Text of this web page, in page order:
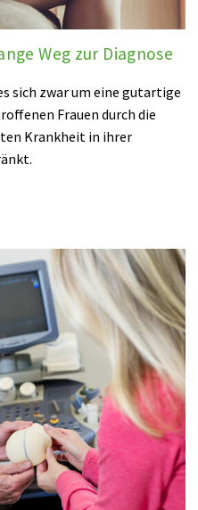
Weg zur Diagnose
sich zwar um eine gutartige
Frauen durch die
Krankheit in ihrer